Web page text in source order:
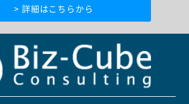
> 詳細はこちらから